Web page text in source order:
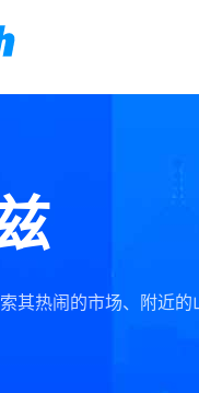
其热闹的市场、附近